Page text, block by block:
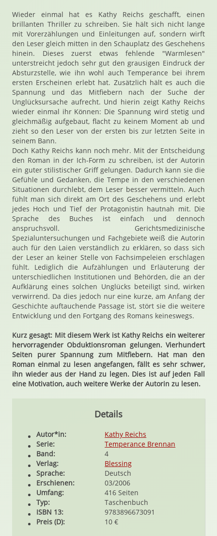
Wieder einmal hat es Kathy Reichs geschafft, einen
brillanten Thriller zu schreiben. Sie hält sich nicht lange
mit Vorerzählungen und Einleitungen auf, sondern wirft
den Leser gleich mitten in den Schauplatz des Geschehens
hinein. Dieses zuerst etwas fehlende "Warmlesen"
unterstreicht jedoch sehr gut den grausigen Eindruck der
Absturzstelle, wie ihn wohl auch Temperance bei ihrem
ersten Erscheinen erlebt hat. Zusätzlich hält es auch die
Spannung und das Mitfiebern nach der Suche der
Unglücksursache aufrecht. Und hierin zeigt Kathy Reichs
wieder einmal ihr Können: Die Spannung wird stetig und
gleichmäßig aufgebaut, flacht zu keinem Moment ab und
zieht so den Leser von der ersten bis zur letzten Seite in
seinem Bann.
Doch Kathy Reichs kann noch mehr. Mit der Entscheidung
den Roman in der Ich-Form zu schreiben, ist der Autorin
ein guter stilistischer Griff gelungen. Dadurch kann sie die
Gefühle und Gedanken, die Tempe in den verschiedenen
Situationen durchlebt, dem Leser besser vermitteln. Auch
fühlt man sich direkt am Ort des Geschehens und erlebt
jedes Hoch und Tief der Protagonistin hautnah mit. Die
Sprache des Buches ist einfach und dennoch
anspruchsvoll. Gerichtsmedizinische
Spezialuntersuchungen und Fachgebiete weiß die Autorin
auch für den Laien verständlich zu erklären, so dass sich
der Leser an keiner Stelle von Fachsimpeleien erschlagen
fühlt. Lediglich die Aufzählungen und Erläuterung der
unterschiedlichen Institutionen und Behörden, die an der
Aufklärung eines solchen Unglücks beteiligt sind, wirken
verwirrend. Da dies jedoch nur eine kurze, am Anfang der
Geschichte auftauchende Passage ist, stört sie die weitere
Entwicklung und den Fortgang des Romans keineswegs.
Kurz gesagt: Mit diesem Werk ist Kathy Reichs ein weiterer
hervorragender Obduktionsroman gelungen. Vierhundert
Seiten purer Spannung zum Mitfiebern. Hat man den
Roman einmal zu lesen angefangen, fällt es sehr schwer,
ihn wieder aus der Hand zu legen. Dies ist auf jeden Fall
eine Motivation, auch weitere Werke der Autorin zu lesen.
Details
Autor*in:
Kathy Reichs
Serie:
Temperance Brennan
Band:
4
Verlag:
Blessing
Sprache:
Deutsch
Erschienen:
03/2006
Umfang:
416 Seiten
Typ:
Taschenbuch
ISBN 13:
9783896673091
Preis (D):
10 €